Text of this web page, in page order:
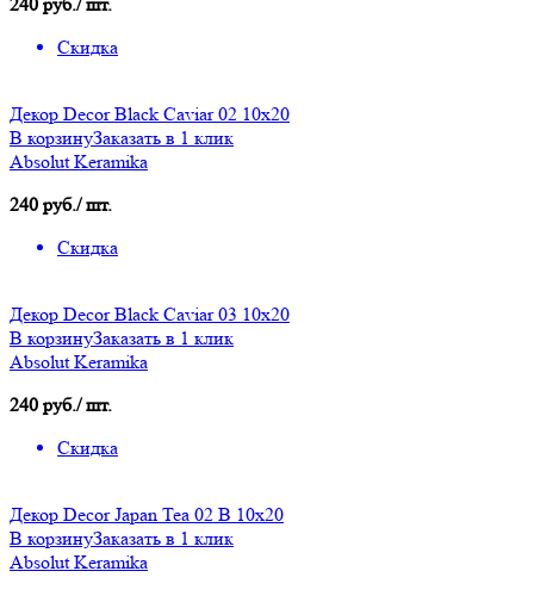
Скидка
Декор Decor Black Caviar 02 10х20
В корзинуЗаказать в 1 клик
Absolut Keramika
240 руб./ шт.
Скидка
Декор Decor Black Caviar 03 10х20
В корзинуЗаказать в 1 клик
Absolut Keramika
240 руб./ шт.
Скидка
Декор Decor Japan Tea 02 B 10х20
В корзинуЗаказать в 1 клик
Absolut Keramika